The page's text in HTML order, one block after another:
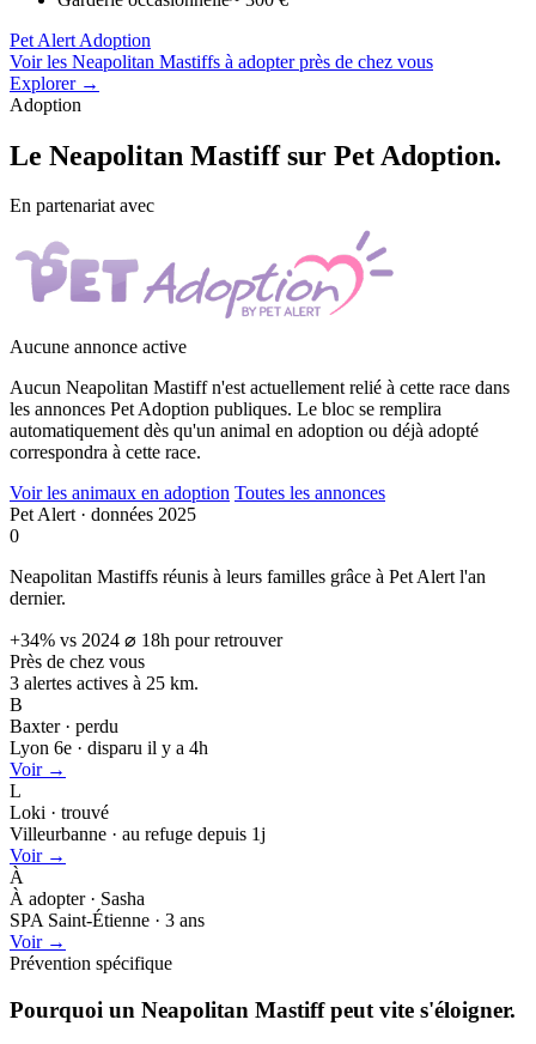
Pet Alert Adoption
Voir les Neapolitan Mastiffs à adopter près de chez vous
Explorer →
Adoption
Le Neapolitan Mastiffsur Pet Adoption.
En partenariat avec
Aucune annonce active
Aucun Neapolitan Mastiff n'est actuellement relié à cette race dans
les annonces Pet Adoption publiques. Le bloc se remplira
automatiquement dès qu'un animal en adoption ou déjà adopté
correspondra à cette race.
Voir les animaux en adoption Toutes les annonces
Pet Alert · données 2025
0
Neapolitan Mastiffs réunis à leurs familles grâce à Pet Alert l'an
dernier.
+34% vs 2024 ⌀ 18h pour retrouver
Près de chez vous
3 alertes actives à 25 km.
B
Baxter · perdu
Lyon 6e · disparu il y a 4h
Voir →
L
Loki · trouvé
Villeurbanne · au refuge depuis 1j
Voir →
À
À adopter · Sasha
SPA Saint-Étienne · 3 ans
Voir →
Prévention spécifique
Pourquoi un Neapolitan Mastiff peut vite s'éloigner.